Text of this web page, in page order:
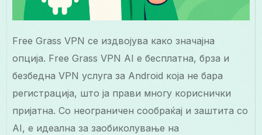
Free Grass VPN се издвојува како значајна
опција. Free Grass VPN AI е бесплатна, брза и
безбедна VPN услуга за Android која не бара
регистрација, што ја прави многу кориснички
пријатна. Со неограничен сообраќај и заштита со
AI, е идеална за заобиколување на